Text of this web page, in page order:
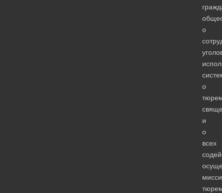
о
о
и
о
всех